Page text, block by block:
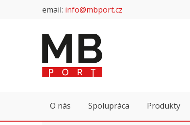
email: info@mbport.cz
O nás Spolupráca Produkty